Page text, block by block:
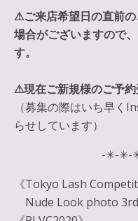
⚠︎ご来店希望日の直前
場合がございますので
す。
⚠︎現在ご新規様のご予
（募集の際はいち早く
らせしています）
-✳︎-✳︎-
《Tokyo Lash
Nude Look photo 3rd